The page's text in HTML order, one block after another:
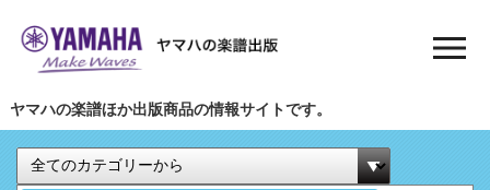
ヤマハの楽譜ほか出版商品の情報サイトです。